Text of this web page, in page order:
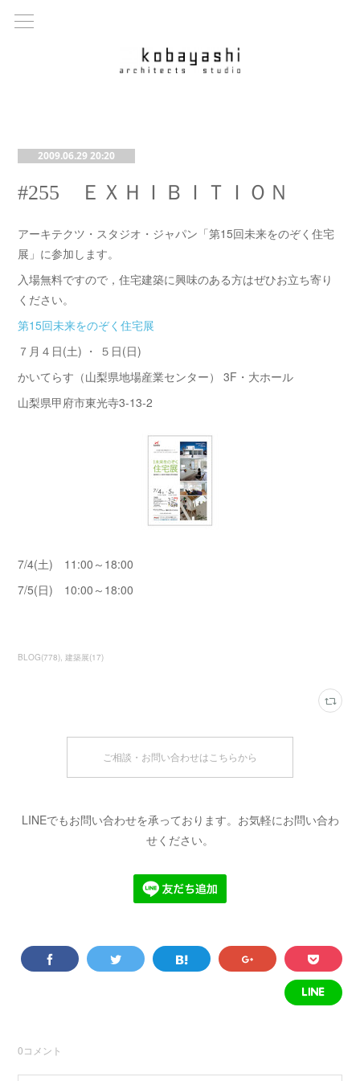
2009.06.29 20:20
#255 ＥＸＨＩＢＩＴＩＯＮ
アーキテクツ・スタジオ・ジャパン「第15回未来をのぞく住宅
展」に参加します。
入場無料ですので，住宅建築に興味のある方はぜひお立ち寄り
ください。
第15回未来をのぞく住宅展
７月４日(土) ・ ５日(日)
かいてらす（山梨県地場産業センター） 3F・大ホール
山梨県甲府市東光寺3-13-2
7/4(土) 11:00～18:00
7/5(日) 10:00～18:00
BLOG(778) 建築展(17)
ご相談・お問い合わせはこちらから
LINEでもお問い合わせを承っております。お気軽にお問い合わ
せください。
0コメント